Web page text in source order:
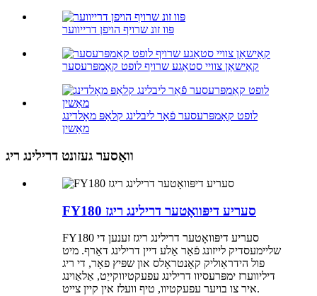
פּוו זונ שרויף הויפן דרייווער
קאַישאַן צוויי סטאַגע שרויף לופט קאַמפּרעסער
לופט קאַמפּרעסער פֿאַר ליבלינג קלאַפּ מאָלדינג
מאַשין
וואַסער געזונט דרילינג ריג
FY180 סעריע דיפּוואָטער דרילינג ריגז
FY180 סעריע דיפּוואָטער דרילינג ריגז זענען די
שליימעסדיק לייזונג פֿאַר אַלע דיין דרילינג דאַרף. מיט
פול הידראַוליק קאָנטראָלס און שפּיץ פאָר, די ריג
דיליווערז ימפּרעסיוו דרילינג עפעקטיווקייַט, אַלאַוינג
איר צו בויער עפעקטיוו, טיף וועלז אין קיין צייט.